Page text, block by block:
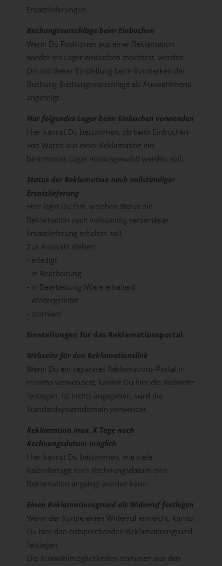
Ersatzlieferungen.
Buchungsvorschläge beim Einbuchen
Wenn Du Positionen aus einer Reklamation
wieder ins Lager einbuchen möchtest, werden
Dir mit dieser Einstellung beim Vormerken der
Buchung Buchungsvorschläge als Auswahlmenü
angezeigt.
Nur folgendes Lager beim Einbuchen verwenden
Hier kannst Du bestimmen, ob beim Einbuchen
von Waren aus einer Reklamation ein
bestimmtes Lager vorausgewählt werden soll.
Status der Reklamation nach vollständiger
Ersatzlieferung
Hier legst Du fest, welchen Status die
Reklamation nach vollständig versendeter
Ersatzlieferung erhalten soll.
Zur Auswahl stehen:
- erledigt
- in Bearbeitung
- in Bearbeitung (Ware erhalten)
- Weitergeleitet
- storniert
Einstellungen für das Reklamationsportal
Webseite für den Reklamationslink
Wenn Du ein separates Reklamations-Portal in
tricoma verwendest, kannst Du hier die Webseite
festlegen. Ist nichts angegeben, wird die
Standardsystemdomain verwendet.
Reklamation max. X Tage nach
Rechnungsdatum möglich
Hier kannst Du bestimmen, wie viele
Kalendertage nach Rechnungsdatum eine
Reklamation angelegt werden kann.
Einen Reklamationsgrund als Widerruf festlegen
Wenn der Kunde einen Widerruf einreicht, kannst
Du hier den entsprechenden Reklamationsgrund
festlegen.
Die Auswahlmöglichkeiten stammen aus den